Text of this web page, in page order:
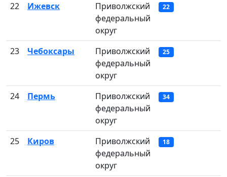
22 Ижевск
Приволжский
федеральный
округ
22
23 Чебоксары
Приволжский
федеральный
округ
25
24 Пермь
Приволжский
федеральный
округ
34
25 Киров
Приволжский
федеральный
округ
18